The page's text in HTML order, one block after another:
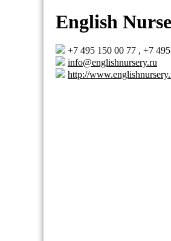
English
+7 495 150 00 77 , +7
info@englishnursery.ru
http://